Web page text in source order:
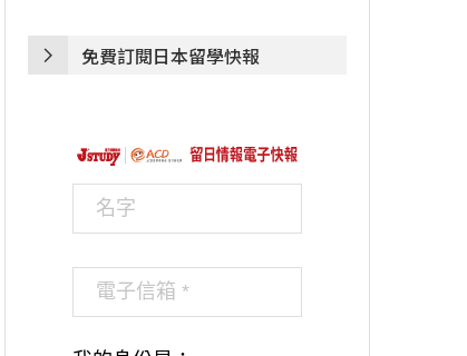
免費訂閱日本留學快報